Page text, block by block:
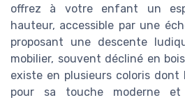
offrez à votre enfant un
hauteur, accessible par une
proposant une descente
mobilier, souvent décliné en
existe en plusieurs coloris dont
pour sa touche moderne et